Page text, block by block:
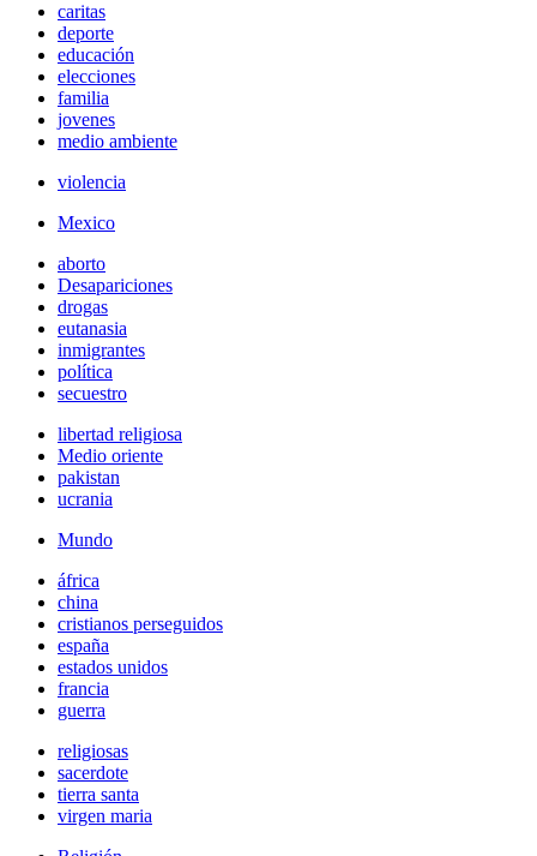
caritas
deporte
educación
elecciones
familia
jovenes
medio ambiente
violencia
Mexico
aborto
Desapariciones
drogas
eutanasia
inmigrantes
política
secuestro
libertad religiosa
Medio oriente
pakistan
ucrania
Mundo
áfrica
china
cristianos perseguidos
españa
estados unidos
francia
guerra
religiosas
sacerdote
tierra santa
virgen maria